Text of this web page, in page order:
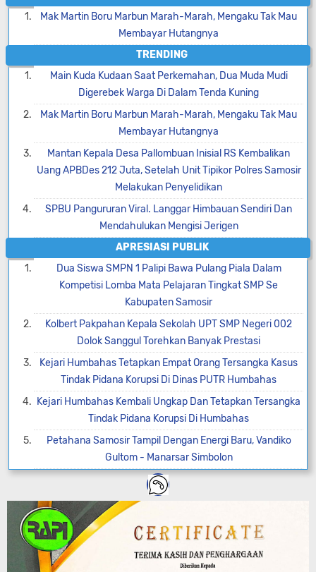
Mak Martin Boru Marbun Marah-Marah, Mengaku Tak Mau
Membayar Hutangnya
TRENDING
Main Kuda Kudaan Saat Perkemahan, Dua Muda Mudi
Digerebek Warga Di Dalam Tenda Kuning
Mak Martin Boru Marbun Marah-Marah, Mengaku Tak Mau
Membayar Hutangnya
Mantan Kepala Desa Pallombuan Inisial RS Kembalikan
Uang APBDes 212 Juta, Setelah Unit Tipikor Polres Samosir
Melakukan Penyelidikan
SPBU Pangururan Viral. Langgar Himbauan Sendiri Dan
Mendahulukan Mengisi Jerigen
APRESIASI PUBLIK
Dua Siswa SMPN 1 Palipi Bawa Pulang Piala Dalam
Kompetisi Lomba Mata Pelajaran Tingkat SMP Se
Kabupaten Samosir
Kolbert Pakpahan Kepala Sekolah UPT SMP Negeri 002
Dolok Sanggul Torehkan Banyak Prestasi
Kejari Humbahas Tetapkan Empat Orang Tersangka Kasus
Tindak Pidana Korupsi Di Dinas PUTR Humbahas
Kejari Humbahas Kembali Ungkap Dan Tetapkan Tersangka
Tindak Pidana Korupsi Di Humbahas
Petahana Samosir Tampil Dengan Energi Baru, Vandiko
Gultom - Manarsar Simbolon